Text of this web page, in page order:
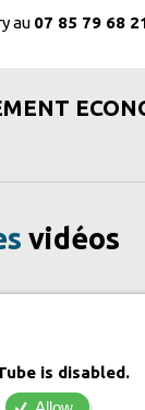
au 07 85 79 68
vidéos
is disabled.